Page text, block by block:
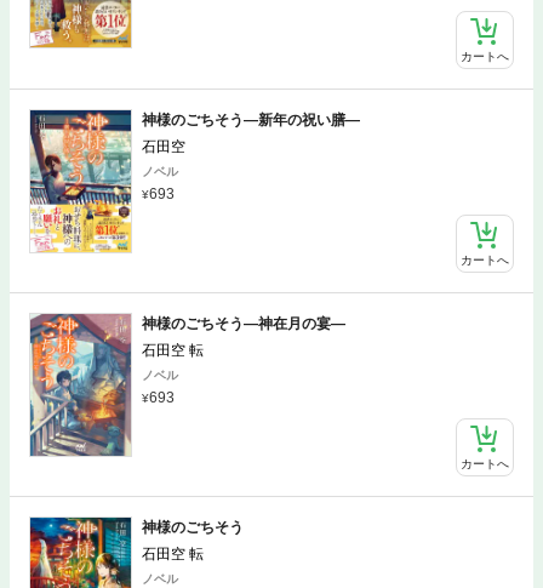
カートへ
神様のごちそう―新年の祝い膳―
石田空
ノベル
693
カートへ
神様のごちそう―神在月の宴―
石田空 転
ノベル
693
カートへ
神様のごちそう
石田空 転
ノベル